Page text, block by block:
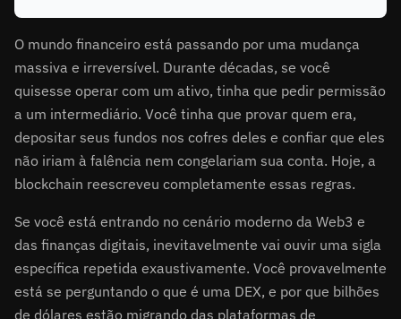
O mundo financeiro está passando por uma mudança
massiva e irreversível. Durante décadas, se você
quisesse operar com um ativo, tinha que pedir permissão
a um intermediário. Você tinha que provar quem era,
depositar seus fundos nos cofres deles e confiar que eles
não iriam à falência nem congelariam sua conta. Hoje, a
blockchain reescreveu completamente essas regras.
Se você está entrando no cenário moderno da Web3 e
das finanças digitais, inevitavelmente vai ouvir uma sigla
específica repetida exaustivamente. Você provavelmente
está se perguntando o que é uma DEX, e por que bilhões
de dólares estão migrando das plataformas de